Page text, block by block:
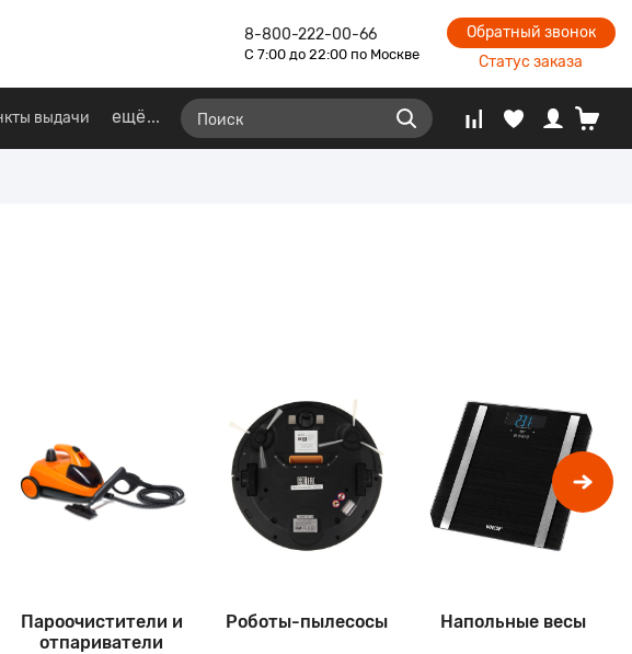
8-800-222-00-66
С 7:00 до 22:00 по Москве
Обратный звонок
Статус заказа
выдачи ещё
Пароочистители и
отпариватели
Роботы-пылесосы Напольные весы